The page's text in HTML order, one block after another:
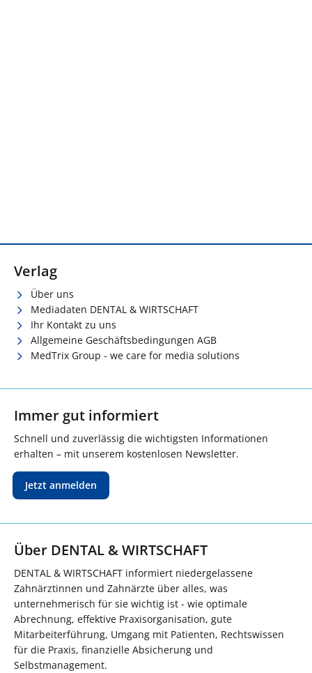
Verlag
Über uns
Mediadaten DENTAL & WIRTSCHAFT
Ihr Kontakt zu uns
Allgemeine Geschäftsbedingungen AGB
MedTrix Group - we care for media solutions
Immer gut informiert
Schnell und zuverlässig die wichtigsten Informationen
erhalten – mit unserem kostenlosen Newsletter.
Jetzt anmelden
Über DENTAL & WIRTSCHAFT
DENTAL & WIRTSCHAFT informiert niedergelassene
Zahnärztinnen und Zahnärzte über alles, was
unternehmerisch für sie wichtig ist - wie optimale
Abrechnung, effektive Praxisorganisation, gute
Mitarbeiterführung, Umgang mit Patienten, Rechtswissen
für die Praxis, finanzielle Absicherung und
Selbstmanagement.